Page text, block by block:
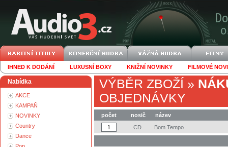
IHNED K DODÁNÍ LUXUSNÍ BOXY KNIŽNÍ NOVINKY FILMOVÉ
Nabídka
AKCE
KAMPAŇ
NOVINKY
Country
Dance
VÝBĚR ZBOŽÍ »
OBJEDNÁVKY
počet nosič
název
CD
Bom Tempo